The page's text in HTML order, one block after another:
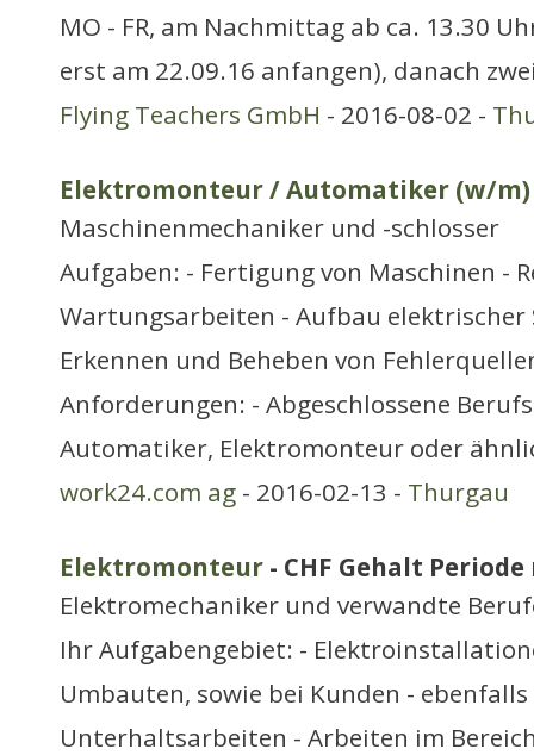
MO - FR, am Nachmittag ab ca. 13.30
erst am 22.09.16 anfangen), danach
Flying Teachers GmbH - 2016-08-02 -
Elektromonteur / Automatiker (w/m)
Maschinenmechaniker und -schlosser
Aufgaben: - Fertigung von Maschinen -
Wartungsarbeiten - Aufbau elektrischer
Erkennen und Beheben von
Anforderungen: - Abgeschlossene
Automatiker, Elektromonteur oder
work24.com ag - 2016-02-13 - Thurgau
Elektromonteur - CHF Gehalt
Elektromechaniker und verwandte
Ihr Aufgabengebiet: -
Umbauten, sowie bei Kunden -
Unterhaltsarbeiten - Arbeiten im